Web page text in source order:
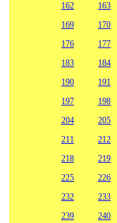
162
163
169
170
176
177
183
184
190
191
197
198
204
205
211
212
218
219
225
226
232
233
239
240